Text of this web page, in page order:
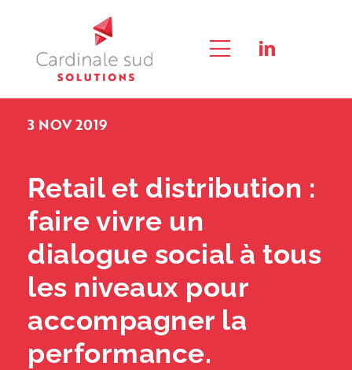
Toggle
Navigation
RECHERCHER:
L’APPROCHE QUALITÉ SOCIALE®
CONSEIL
FORMATION & E-LEARNING
EXPERTISE
NOUS CONTACTER
3 NOV 2019
Retail et distribution :
faire vivre un
dialogue social à tous
les niveaux pour
accompagner la
performance.